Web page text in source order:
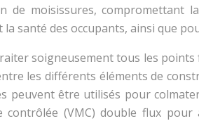
moisissures, compromettant
santé des occupants, ainsi que
soigneusement tous les
les différents éléments de
peuvent être utilisés pour
(VMC) double flux